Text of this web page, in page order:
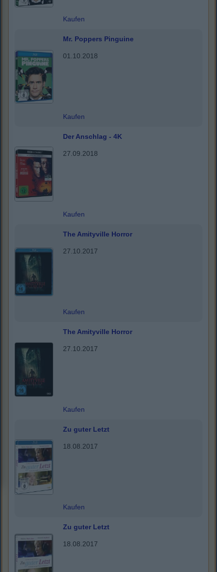
Kaufen
Mr. Poppers Pinguine
01.10.2018
Kaufen
Der Anschlag - 4K
27.09.2018
Kaufen
The Amityville Horror
27.10.2017
Kaufen
The Amityville Horror
27.10.2017
Kaufen
Zu guter Letzt
18.08.2017
Kaufen
Zu guter Letzt
18.08.2017